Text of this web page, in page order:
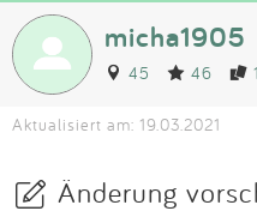
micha1905
45 46
Aktualisiert am: 19.03.2021
Änderung